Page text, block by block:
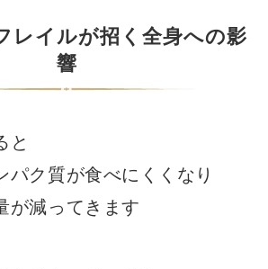
レイルが招く全身への影
響
と
パク質が食べにくくなり
が減ってきます